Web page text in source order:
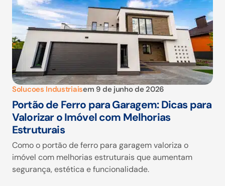
Solucoes Industriaisem 9 de junho de 2026
Portão de Ferro para Garagem: Dicas para
Valorizar o Imóvel com Melhorias
Estruturais
Como o portão de ferro para garagem valoriza o
imóvel com melhorias estruturais que aumentam
segurança, estética e funcionalidade.